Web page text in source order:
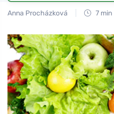
Anna Procházková 7 min